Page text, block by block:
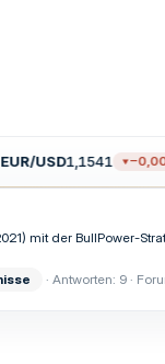
EUR/USD1,1541
mit der BullPower-
Antworten: 9